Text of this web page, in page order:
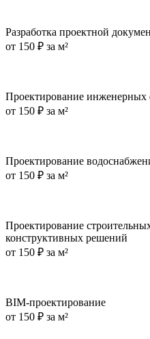
Разработка проектной
от 150 ₽ за м²
Проектирование инженерных
от 150 ₽ за м²
Проектирование
от 150 ₽ за м²
Проектирование
конструктивных решений
от 150 ₽ за м²
BIM-проектирование
от 150 ₽ за м²